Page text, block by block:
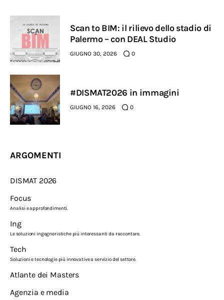
Scan to BIM: il rilievo dello stadio di
Palermo – con DEAL Studio
GIUGNO 30, 2026 0
#DISMAT2026 in immagini
GIUGNO 16, 2026 0
ARGOMENTI
DISMAT 2026
Focus
Analisi e approfondimenti.
Ing
Le soluzioni ingegneristiche più interessanti da raccontare.
Tech
Soluzioni e tecnologie più innovative a servizio del settore.
Atlante dei Masters
Agenzia e media